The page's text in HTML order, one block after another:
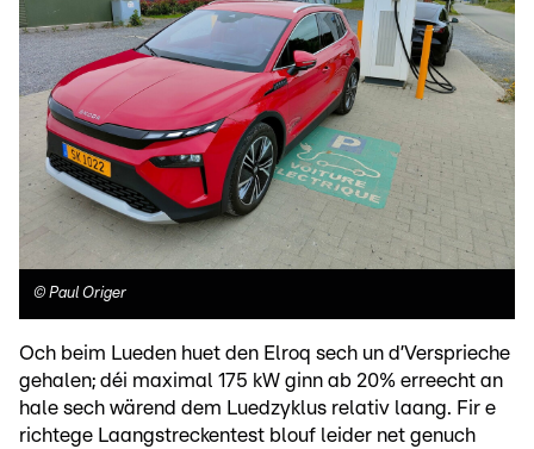
© Paul Origer
Och beim Lueden huet den Elroq sech un d’Versprieche
gehalen; déi maximal 175 kW ginn ab 20% erreecht an
hale sech wärend dem Luedzyklus relativ laang. Fir e
richtege Laangstreckentest blouf leider net genuch